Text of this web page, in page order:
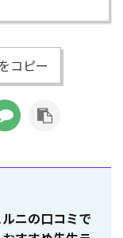
コピー
ニの口コミで